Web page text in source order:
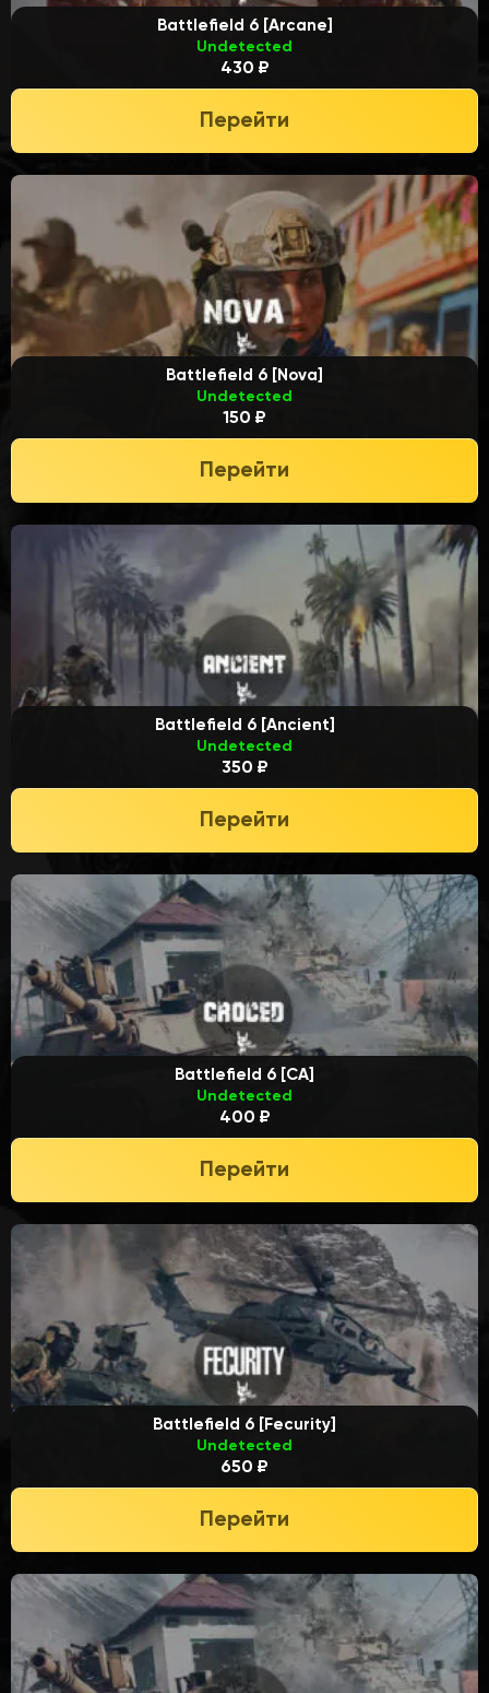
Battlefield 6 [Arcane]
Undetected
430 ₽
Перейти
Battlefield 6 [Nova]
Undetected
150 ₽
Перейти
Battlefield 6 [Ancient]
Undetected
350 ₽
Перейти
Battlefield 6 [CA]
Undetected
400 ₽
Перейти
Battlefield 6 [Fecurity]
Undetected
650 ₽
Перейти